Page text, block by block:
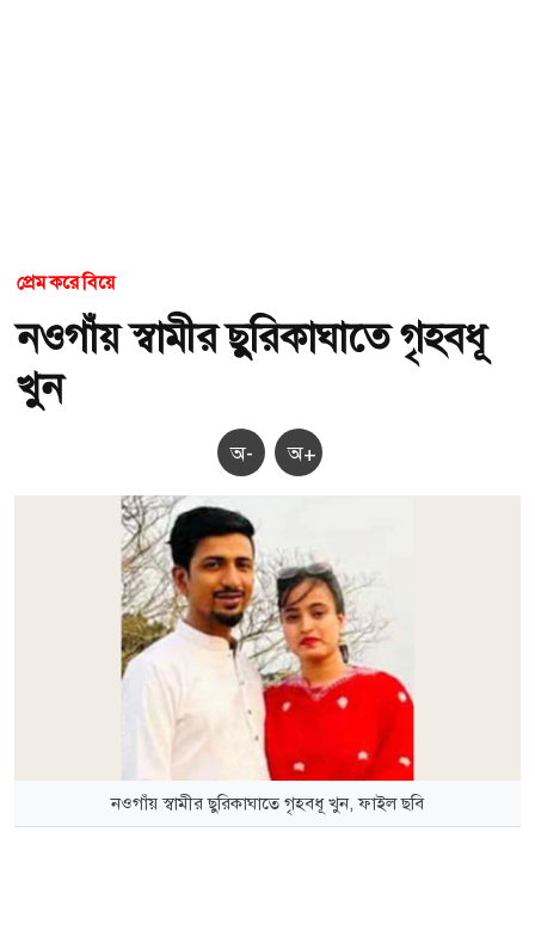
প্রেম করে বিয়ে
নওগাঁয় স্বামীর ছুরিকাঘাতে গৃহবধূ
খুন
অ- অ+
নওগাঁয় স্বামীর ছুরিকাঘাতে গৃহবধূ খুন, ফাইল ছবি